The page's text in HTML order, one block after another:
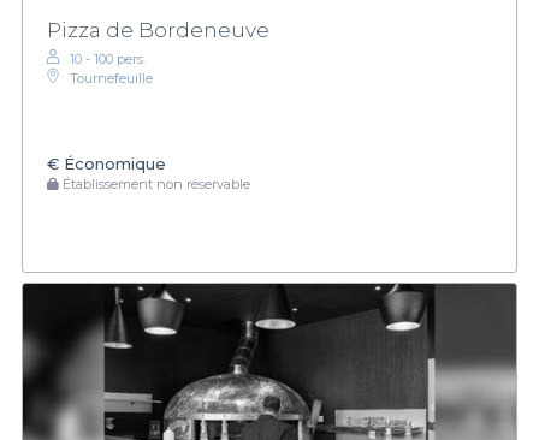
Pizza de Bordeneuve
10 - 100 pers.
Tournefeuille
€ Économique
Établissement non réservable